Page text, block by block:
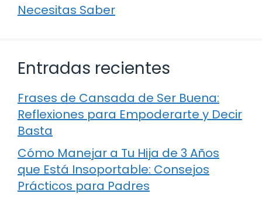
Necesitas Saber
Entradas recientes
Frases de Cansada de Ser Buena:
Reflexiones para Empoderarte y Decir
Basta
Cómo Manejar a Tu Hija de 3 Años
que Está Insoportable: Consejos
Prácticos para Padres